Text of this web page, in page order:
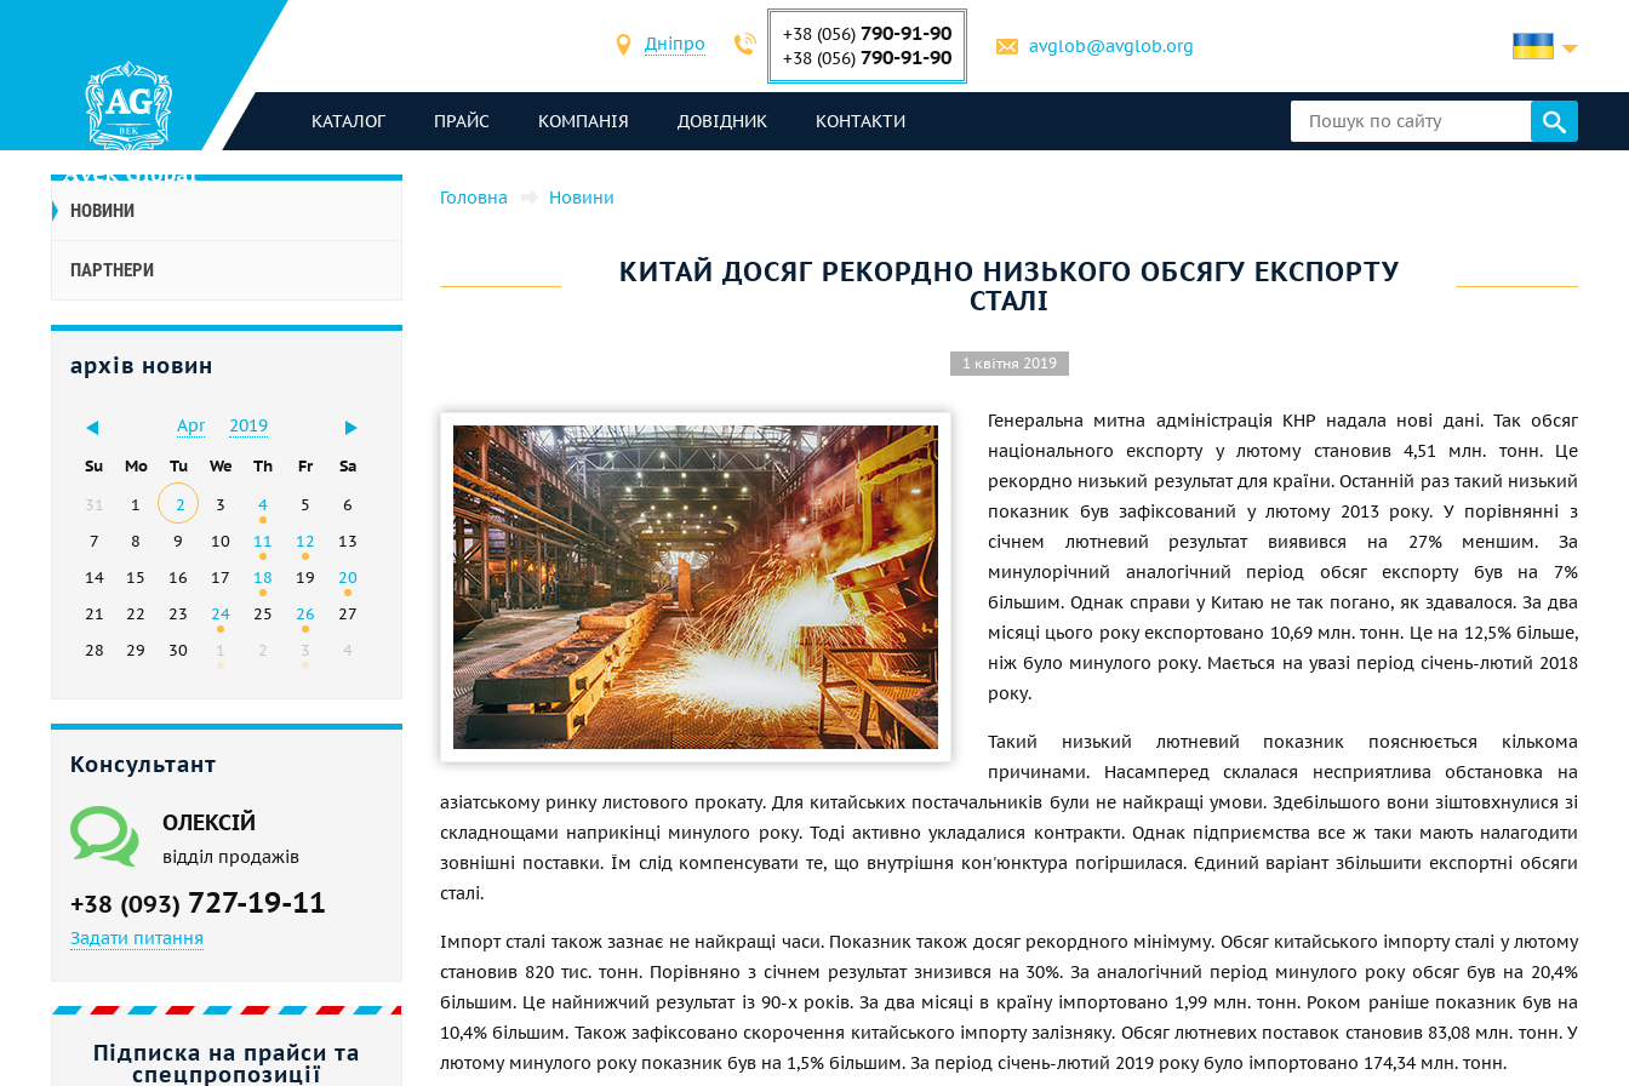
Дніпро +38 (056) 790-91-90
+38 (056) 790-91-90 avglob@avglob.org
КАТАЛОГ ПРАЙС КОМПАНІЯ ДОВІДНИК КОНТАКТИ
НОВИНИ
ПАРТНЕРИ
архів новин
Apr 2019
Su Mo Tu We Th Fr
Sa
31
1 2 3 4 5
6
7
8 9 10 11 12
13
14
15 16 17 18 19
20
21
22 23 24 25 26
27
28
29 30 1 2 3 4
Консультант
ОЛЕКСІЙ
відділ продажів
+38 (093) 727-19-11
Задати питання
Підписка на прайси та
спецпропозиції
Головна Новини
КИТАЙ ДОСЯГ РЕКОРДНО НИЗЬКОГО ОБСЯГУ ЕКСПОРТУ
СТАЛІ
1 квітня 2019
Генеральна митна адміністрація КНР надала нові дані. Так обсяг
національного експорту у лютому становив 4,51 млн. тонн. Це
рекордно низький результат для країни. Останній раз такий низький
показник був зафіксований у лютому 2013 року. У порівнянні з
січнем лютневий результат виявився на 27% меншим. За
минулорічний аналогічний період обсяг експорту був на 7%
більшим. Однак справи у Китаю не так погано, як здавалося. За два
місяці цього року експортовано 10,69 млн. тонн. Це на 12,5% більше,
ніж було минулого року. Мається на увазі період січень-лютий 2018
року.
Такий низький лютневий показник пояснюється кількома
причинами. Насамперед склалася несприятлива обстановка на
азіатському ринку листового прокату. Для китайських постачальників були не найкращі умови. Здебільшого вони зіштовхнулися зі
складнощами наприкінці минулого року. Тоді активно укладалися контракти. Однак підприємства все ж таки мають налагодити
зовнішні поставки. Їм слід компенсувати те, що внутрішня кон'юнктура погіршилася. Єдиний варіант збільшити експортні обсяги
сталі.
Імпорт сталі також зазнає не найкращі часи. Показник також досяг рекордного мінімуму. Обсяг китайського імпорту сталі у лютому
становив 820 тис. тонн. Порівняно з січнем результат знизився на 30%. За аналогічний період минулого року обсяг був на 20,4%
більшим. Це найнижчий результат із 90-х років. За два місяці в країну імпортовано 1,99 млн. тонн. Роком раніше показник був на
10,4% більшим. Також зафіксовано скорочення китайського імпорту залізняку. Обсяг лютневих поставок становив 83,08 млн. тонн. У
лютому минулого року показник був на 1,5% більшим. За період січень-лютий 2019 року було імпортовано 174,34 млн. тонн.